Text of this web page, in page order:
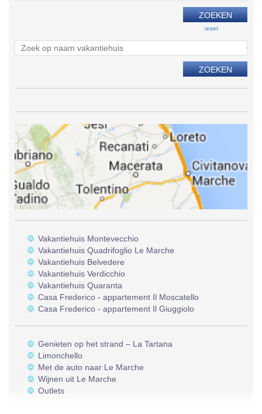
reset
Vakantiehuis Montevecchio
Vakantiehuis Quadrifoglio Le Marche
Vakantiehuis Belvedere
Vakantiehuis Verdicchio
Vakantiehuis Quaranta
Casa Frederico - appartement Il Moscatello
Casa Frederico - appartement Il Giuggiolo
Genieten op het strand – La Tartana
Limonchello
Met de auto naar Le Marche
Wijnen uit Le Marche
Outlets